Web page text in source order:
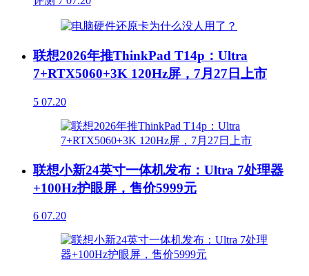
联想2026年推ThinkPad T14p：Ultra
7+RTX5060+3K 120Hz屏，7月27日上市
5 07.20
联想小新24英寸一体机发布：Ultra 7处理器
+100Hz护眼屏，售价5999元
6 07.20